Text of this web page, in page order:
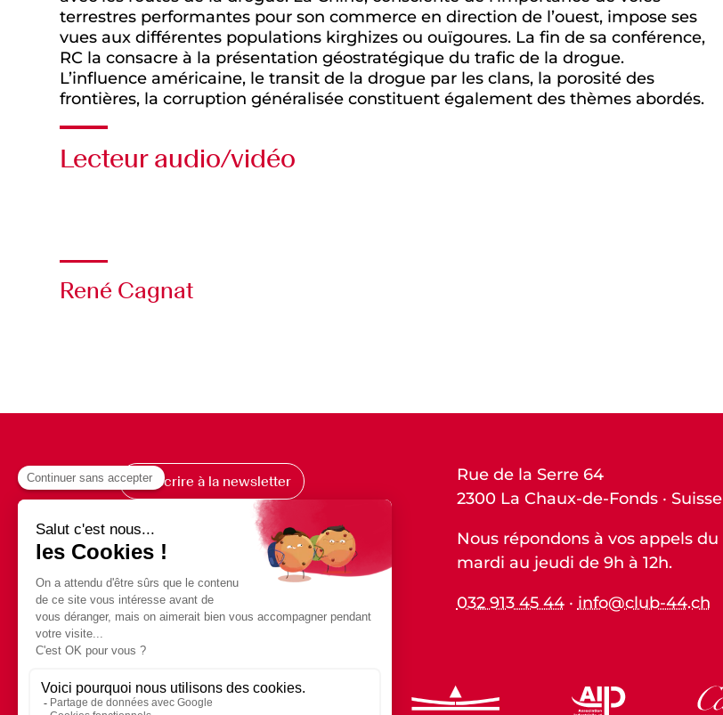
terrestres performantes pour son commerce en direction de l’ouest, impose ses
vues aux différentes populations kirghizes ou ouïgoures. La fin de sa conférence,
RC la consacre à la présentation géostratégique du trafic de la drogue.
L’influence américaine, le transit de la drogue par les clans, la porosité des
frontières, la corruption généralisée constituent également des thèmes abordés.
Lecteur audio/vidéo
René Cagnat
S’inscrire à la newsletter
Rue de la Serre 64
2300 La Chaux-de-Fonds · Suisse
Nous répondons à vos appels du
mardi au jeudi de 9h à 12h.
032 913 45 44· info@club-44.ch